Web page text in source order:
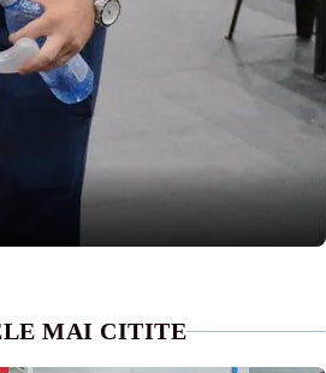
MAI CITITE